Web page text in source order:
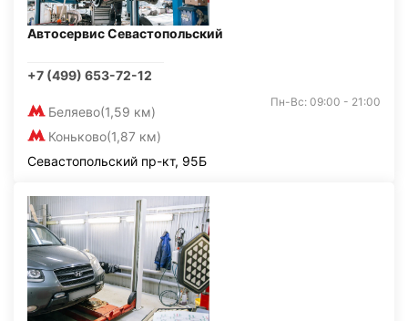
Автосервис Севастопольский
+7 (499) 653-72-12
Беляево(1,59 км)
Коньково(1,87 км)
Пн-Вс: 09:00 - 21:00
Севастопольский пр-кт, 95Б